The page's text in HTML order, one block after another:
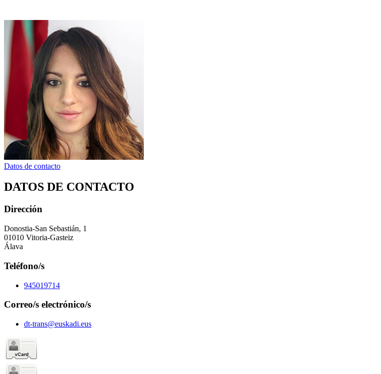
Datos de contacto
DATOS DE CONTACTO
Dirección
Donostia-San Sebastián, 1
01010 Vitoria-Gasteiz
Álava
Teléfono/s
945019714
Correo/s electrónico/s
dt-trans@euskadi.eus